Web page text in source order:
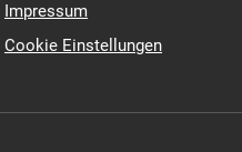
Impressum
Cookie Einstellungen